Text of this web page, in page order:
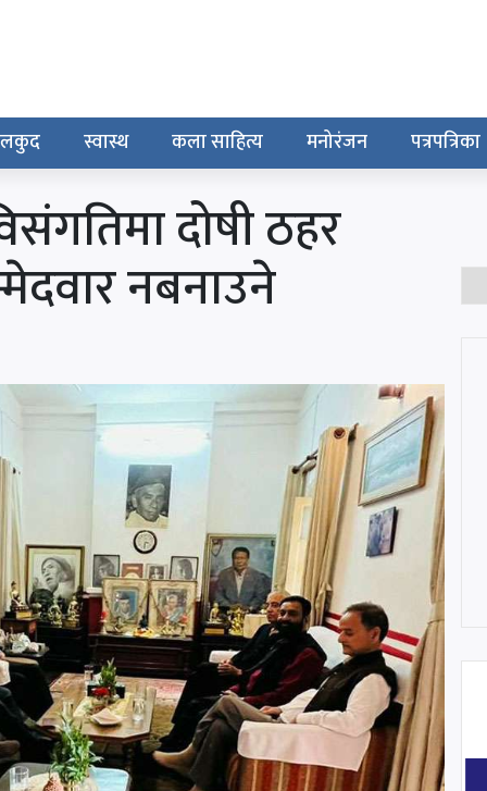
स्वास्थ कला साहित्य मनोरंजन पत्रपत्रिका
दोषी ठहर
नबनाउने